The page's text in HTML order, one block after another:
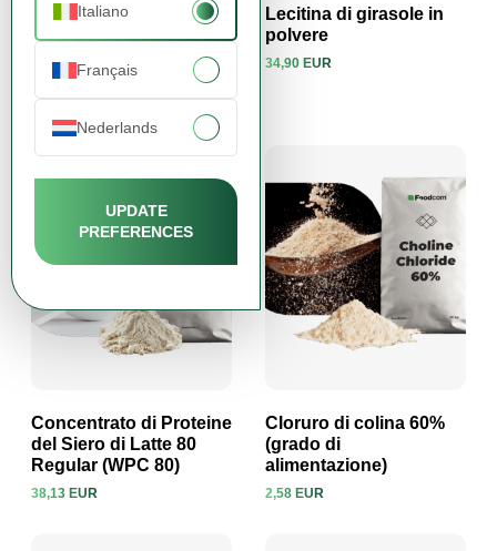
Italiano
Français
Nederlands
UPDATE
PREFERENCES
Visualizza prodotto
Concentrato di Proteine
del Siero di Latte 80%
Instant)
39,36 EUR
Visualizza prodotto
Lecitina di girasole in
polvere
34,90 EUR
Visualizza prodotto
Concentrato di Proteine
del Siero di Latte 80
Regular (WPC 80)
38,13 EUR
Visualizza prodotto
Cloruro di colina 60%
(grado di
alimentazione)
2,58 EUR